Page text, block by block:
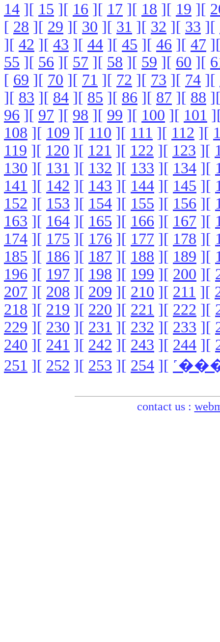
14 ][ 15 ][ 16 ][ 17 ][ 18 ][ 19 ][
[ 28 ][ 29 ][ 30 ][ 31 ][ 32 ][ 33 ][
][ 42 ][ 43 ][ 44 ][ 45 ][ 46 ][ 47
55 ][ 56 ][ 57 ][ 58 ][ 59 ][ 60 ][
[ 69 ][ 70 ][ 71 ][ 72 ][ 73 ][ 74 ][
][ 83 ][ 84 ][ 85 ][ 86 ][ 87 ][ 88
96 ][ 97 ][ 98 ][ 99 ][ 100 ][ 101
108 ][ 109 ][ 110 ][ 111 ][ 112 ][
119 ][ 120 ][ 121 ][ 122 ][ 123 ][
130 ][ 131 ][ 132 ][ 133 ][ 134 ][
141 ][ 142 ][ 143 ][ 144 ][ 145 ][
152 ][ 153 ][ 154 ][ 155 ][ 156 ][
163 ][ 164 ][ 165 ][ 166 ][ 167 ][
174 ][ 175 ][ 176 ][ 177 ][ 178 ][
185 ][ 186 ][ 187 ][ 188 ][ 189 ][
196 ][ 197 ][ 198 ][ 199 ][ 200 ][
207 ][ 208 ][ 209 ][ 210 ][ 211 ][
218 ][ 219 ][ 220 ][ 221 ][ 222 ][
229 ][ 230 ][ 231 ][ 232 ][ 233 ][
240 ][ 241 ][ 242 ][ 243 ][ 244 ][
251 ][ 252 ][ 253 ][ 254 ][
contact us :